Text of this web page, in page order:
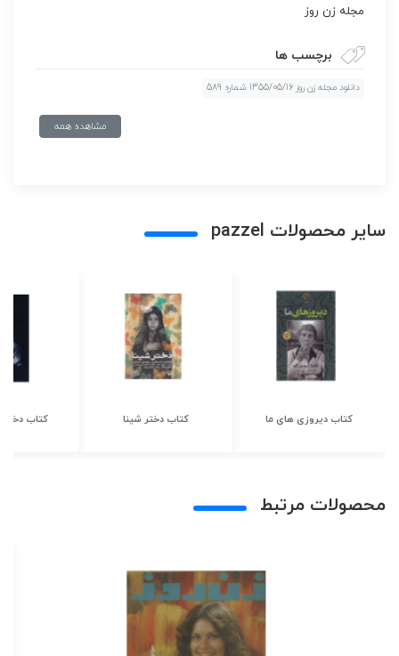
مجله زن روز
برچسب ها
دانلود مجله زن روز 1355/05/16 شماره 589
مشاهده همه
سایر محصولات pazzel
کتاب دیروزی های ما کتاب دختر شینا کتاب دختر
محصولات مرتبط